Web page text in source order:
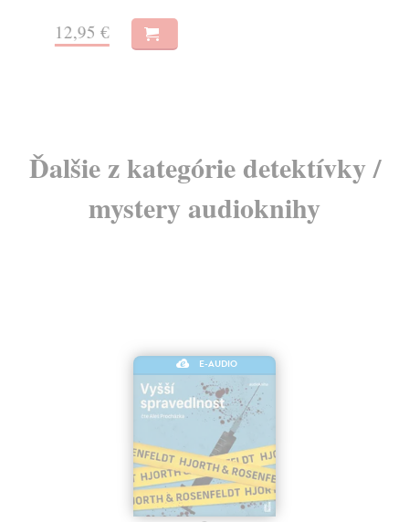
12,95 €
Ďalšie z kategórie detektívky /
mystery audioknihy
E-AUDIO